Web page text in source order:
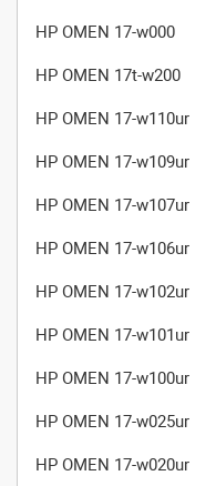
HP OMEN 17-w000
HP OMEN 17t-w200
HP OMEN 17-w110ur
HP OMEN 17-w109ur
HP OMEN 17-w107ur
HP OMEN 17-w106ur
HP OMEN 17-w102ur
HP OMEN 17-w101ur
HP OMEN 17-w100ur
HP OMEN 17-w025ur
HP OMEN 17-w020ur